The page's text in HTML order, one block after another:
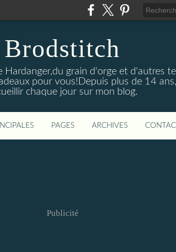
Brodstitch
Hardanger,du grain d'orge et d'autres
pour vous!Depuis plus de 14
chaque jour sur mon blog.
PAGES ARCHIVES
Publicité